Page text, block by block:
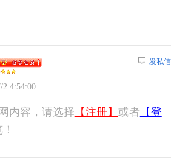
2 4:54:00
发私信
内容，请选择 【注册】 或者 【登